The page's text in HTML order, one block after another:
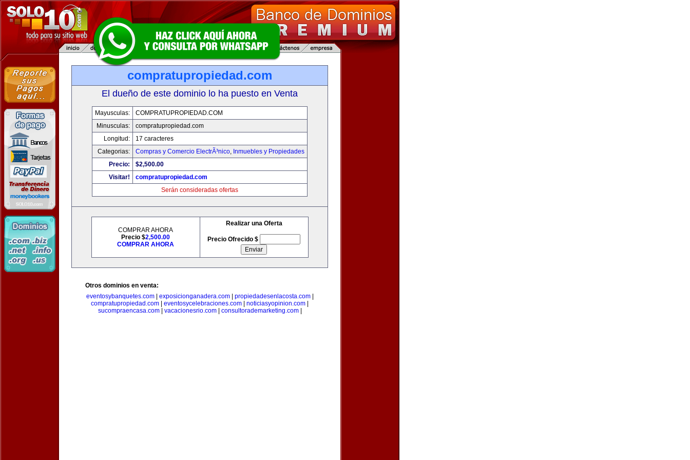
compratupropiedad.com
El dueño de este dominio lo ha puesto en Venta
Mayusculas:
COMPRATUPROPIEDAD.COM
Minusculas:
compratupropiedad.com
Longitud:
17 caracteres
Categorias:
Compras y Comercio ElectrÃ³nico, Inmuebles y Propiedades
Precio:
$2,500.00
Visitar!
compratupropiedad.com
Serán consideradas ofertas
COMPRAR AHORA
Precio $2,500.00
COMPRAR AHORA
Realizar una Oferta
Precio Ofrecido $
Otros dominios en venta:
eventosybanquetes.com| exposicionganadera.com| propiedadesenlacosta.com|
compratupropiedad.com
eventosycelebraciones.com noticiasyopinion.com
sucompraencasa.com| vacacionesrio.com| consultorademarketing.com|